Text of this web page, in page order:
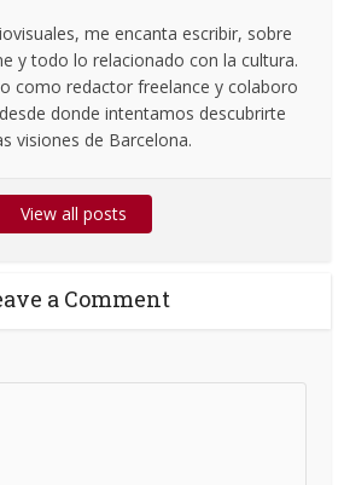
me encanta escribir, sobre
y todo lo relacionado con la cultura.
como redactor freelance y colaboro
donde intentamos descubrirte
visiones de Barcelona.
View all posts
a Comment